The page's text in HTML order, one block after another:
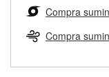
Más información
Herramientas de
medirán tus
ser rectificados
pueden ser
partes de
Rectificación de
Compra
Compra